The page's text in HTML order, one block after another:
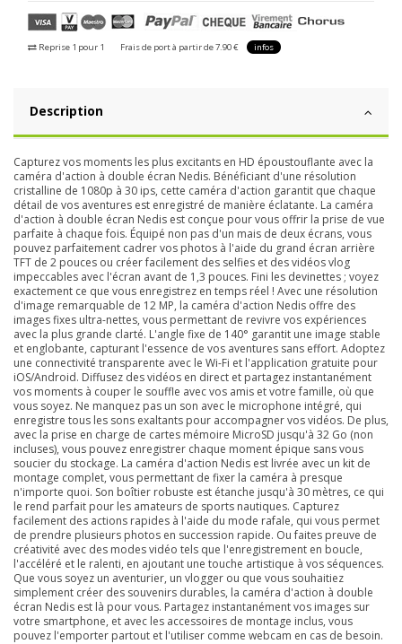
Reprise 1 pour 1 Frais de port à partir de 7.90 € infos
Description
Capturez vos moments les plus excitants en HD époustouflante avec la
caméra d'action à double écran Nedis. Bénéficiant d'une résolution
cristalline de 1080p à 30 ips, cette caméra d'action garantit que chaque
détail de vos aventures est enregistré de manière éclatante. La caméra
d'action à double écran Nedis est conçue pour vous offrir la prise de vue
parfaite à chaque fois. Équipé non pas d'un mais de deux écrans, vous
pouvez parfaitement cadrer vos photos à l'aide du grand écran arrière
TFT de 2 pouces ou créer facilement des selfies et des vidéos vlog
impeccables avec l'écran avant de 1,3 pouces. Fini les devinettes ; voyez
exactement ce que vous enregistrez en temps réel ! Avec une résolution
d'image remarquable de 12 MP, la caméra d'action Nedis offre des
images fixes ultra-nettes, vous permettant de revivre vos expériences
avec la plus grande clarté. L'angle fixe de 140° garantit une image stable
et englobante, capturant l'essence de vos aventures sans effort. Adoptez
une connectivité transparente avec le Wi-Fi et l'application gratuite pour
iOS/Android. Diffusez des vidéos en direct et partagez instantanément
vos moments à couper le souffle avec vos amis et votre famille, où que
vous soyez. Ne manquez pas un son avec le microphone intégré, qui
enregistre tous les sons exaltants pour accompagner vos vidéos. De plus,
avec la prise en charge de cartes mémoire MicroSD jusqu'à 32 Go (non
incluses), vous pouvez enregistrer chaque moment épique sans vous
soucier du stockage. La caméra d'action Nedis est livrée avec un kit de
montage complet, vous permettant de fixer la caméra à presque
n'importe quoi. Son boîtier robuste est étanche jusqu'à 30 mètres, ce qui
le rend parfait pour les amateurs de sports nautiques. Capturez
facilement des actions rapides à l'aide du mode rafale, qui vous permet
de prendre plusieurs photos en succession rapide. Ou faites preuve de
créativité avec des modes vidéo tels que l'enregistrement en boucle,
l'accéléré et le ralenti, en ajoutant une touche artistique à vos séquences.
Que vous soyez un aventurier, un vlogger ou que vous souhaitiez
simplement créer des souvenirs durables, la caméra d'action à double
écran Nedis est là pour vous. Partagez instantanément vos images sur
votre smartphone, et avec les accessoires de montage inclus, vous
pouvez l'emporter partout et l'utiliser comme webcam en cas de besoin.